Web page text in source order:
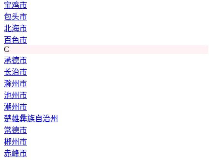
宝鸡市
包头市
北海市
百色市
C
承德市
长治市
滁州市
池州市
潮州市
楚雄彝族自治州
常德市
郴州市
赤峰市